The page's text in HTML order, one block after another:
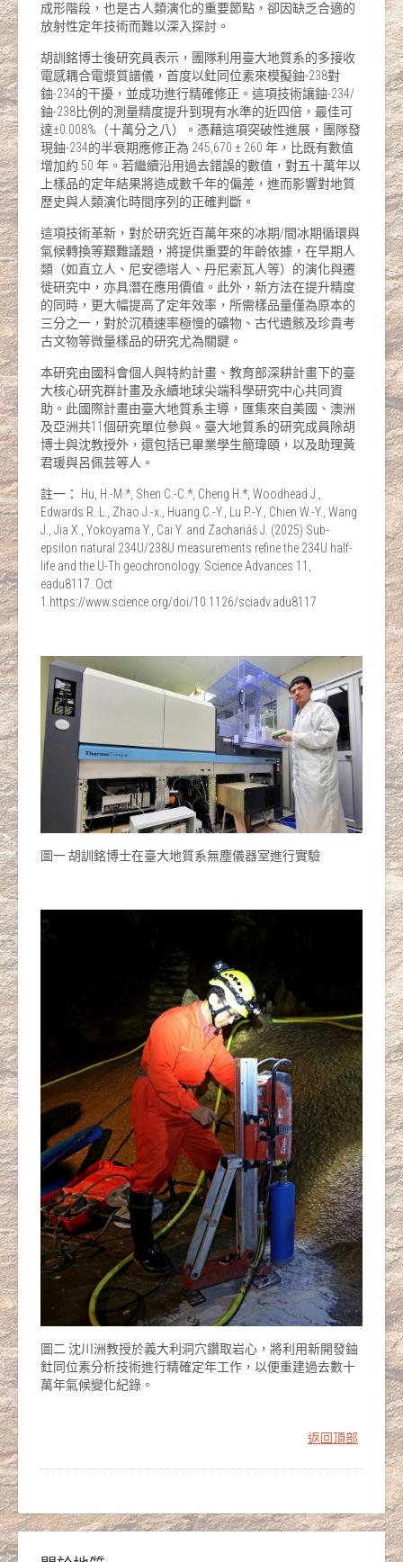
成形階段，也是古人類演化的重要節點，卻因缺乏合適的
放射性定年技術而難以深入探討。
胡訓銘博士後研究員表示，團隊利用臺大地質系的多接收
電感耦合電漿質譜儀，首度以釷同位素來模擬鈾-238對
鈾-234的干擾，並成功進行精確修正。這項技術讓鈾-234/
鈾-238比例的測量精度提升到現有水準的近四倍，最佳可
達±0.008%（十萬分之八）。憑藉這項突破性進展，團隊發
現鈾-234的半衰期應修正為 245,670 ± 260 年，比既有數值
增加約 50 年。若繼續沿用過去錯誤的數值，對五十萬年以
上樣品的定年結果將造成數千年的偏差，進而影響對地質
歷史與人類演化時間序列的正確判斷。
這項技術革新，對於研究近百萬年來的冰期/間冰期循環與
氣候轉換等艱難議題，將提供重要的年齡依據，在早期人
類（如直立人、尼安德塔人、丹尼索瓦人等）的演化與遷
徙研究中，亦具潛在應用價值。此外，新方法在提升精度
的同時，更大幅提高了定年效率，所需樣品量僅為原本的
三分之一，對於沉積速率極慢的礦物、古代遺骸及珍貴考
古文物等微量樣品的研究尤為關鍵。
本研究由國科會個人與特約計畫、教育部深耕計畫下的臺
大核心研究群計畫及永續地球尖端科學研究中心共同資
助。此國際計畫由臺大地質系主導，匯集來自美國、澳洲
及亞洲共11個研究單位參與。臺大地質系的研究成員除胡
博士與沈教授外，還包括已畢業學生簡瑋頤，以及助理黃
君瑗與呂佩芸等人。
註一： Hu, H.-M.*, Shen C.-C.*, Cheng H.*, Woodhead J.,
Edwards R. L., Zhao J.-x., Huang C.-Y., Lu P.-Y., Chien W.-Y., Wang
J., Jia X., Yokoyama Y., Cai Y. and Zachariáš J. (2025) Sub-
epsilon natural 234U/238U measurements refine the 234U half-
life and the U-Th geochronology. Science Advances 11,
eadu8117. Oct
1.https://www.science.org/doi/10.1126/sciadv.adu8117
圖一 胡訓銘博士在臺大地質系無塵儀器室進行實驗
圖二 沈川洲教授於義大利洞穴鑽取岩心，將利用新開發鈾
釷同位素分析技術進行精確定年工作，以便重建過去數十
萬年氣候變化紀錄。
返回頂部